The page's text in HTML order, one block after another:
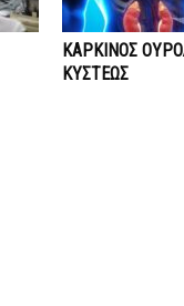
ΚΑΡΚΙΝΟΣ
ΚΥΣΤΕΩΣ